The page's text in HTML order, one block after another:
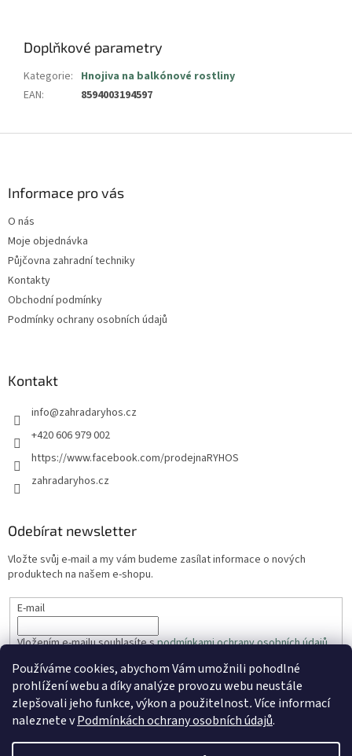
Používáme cookies, abychom Vám umožnili pohodlné
prohlížení webu a díky analýze provozu webu neustále
zlepšovali jeho funkce, výkon a použitelnost.Více informací
naleznete vPodmínkách ochrany osobních údajů.
Doplňkové parametry
Kategorie: Hnojiva na balkónové rostliny
EAN: 8594003194597
Informace pro vás
O nás
Moje objednávka
Půjčovna zahradní techniky
Kontakty
Obchodní podmínky
Podmínky ochrany osobních údajů
Kontakt
info@zahradaryhos.cz
+420 606 979 002
https://www.facebook.com/prodejnaRYHOS
zahradaryhos.cz
Odebírat newsletter
Vložte svůj e-mail a my vám budeme zasílat informace o nových
produktech na našem e-shopu.
E-mail
Vložením e-mailu souhlasíte spodmínkami ochrany osobních údajů
PŘIHLÁSIT SE